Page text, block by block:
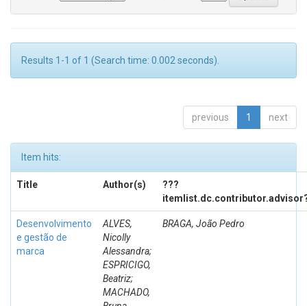
Results 1-1 of 1 (Search time: 0.002 seconds).
previous 1 next
Item hits:
Title Author(s)
???
Desenvolvimento
e gestão de
marca
ALVES,
Nicolly
Alessandra;
ESPRICIGO,
Beatriz;
MACHADO,
BRAGA, João Pedro